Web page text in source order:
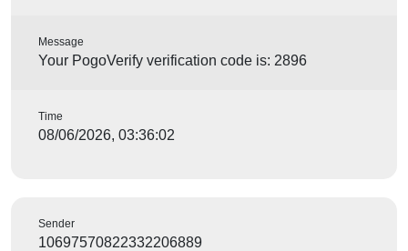
Message
Your PogoVerify verification code is: 2896
Time
08/06/2026, 03:36:02
Sender
10697570822332206889